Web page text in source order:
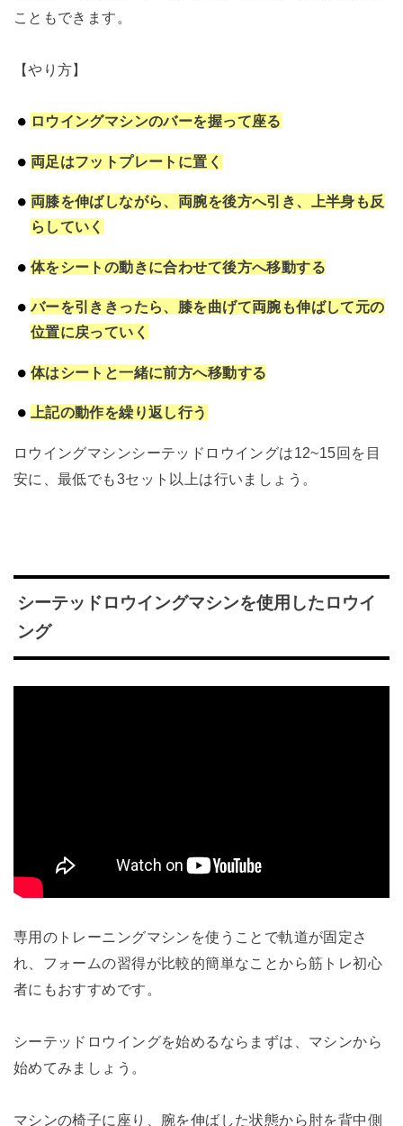
こともできます。
【やり方】
ロウイングマシンのバーを握って座る
両足はフットプレートに置く
両膝を伸ばしながら、両腕を後方へ引き、上半身も反
らしていく
体をシートの動きに合わせて後方へ移動する
バーを引ききったら、膝を曲げて両腕も伸ばして元の
位置に戻っていく
体はシートと一緒に前方へ移動する
上記の動作を繰り返し行う
ロウイングマシンシーテッドロウイングは12~15回を目
安に、最低でも3セット以上は行いましょう。
シーテッドロウイングマシンを使用したロウイ
ング
専用のトレーニングマシンを使うことで軌道が固定さ
れ、フォームの習得が比較的簡単なことから筋トレ初心
者にもおすすめです。
シーテッドロウイングを始めるならまずは、マシンから
始めてみましょう。
マシンの椅子に座り、腕を伸ばした状態から肘を背中側